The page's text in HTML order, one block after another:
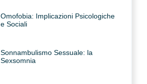
Omofobia: Implicazioni Psicologiche
e Sociali
Sonnambulismo Sessuale: la
Sexsomnia